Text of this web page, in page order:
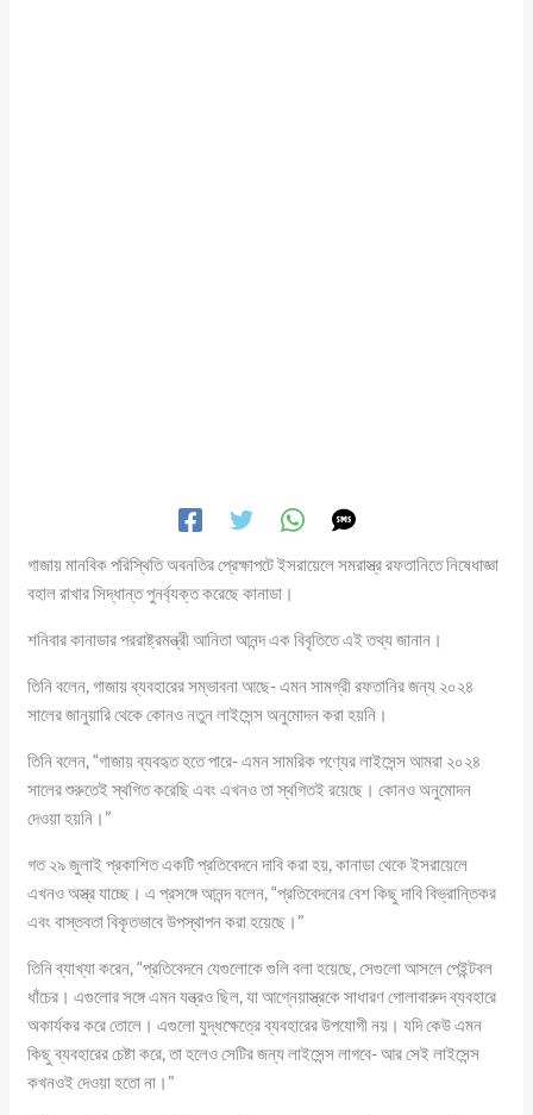
গাজায় মানবিক পরিস্থিতি অবনতির প্রেক্ষাপটে ইসরায়েলে সমরাস্ত্র রফতানিতে নিষেধাজ্ঞা
বহাল রাখার সিদ্ধান্ত পুনর্ব্যক্ত করেছে কানাডা।
শনিবার কানাডার পররাষ্ট্রমন্ত্রী আনিতা আনন্দ এক বিবৃতিতে এই তথ্য জানান।
তিনি বলেন, গাজায় ব্যবহারের সম্ভাবনা আছে- এমন সামগ্রী রফতানির জন্য ২০২৪
সালের জানুয়ারি থেকে কোনও নতুন লাইসেন্স অনুমোদন করা হয়নি।
তিনি বলেন, “গাজায় ব্যবহৃত হতে পারে- এমন সামরিক পণ্যের লাইসেন্স আমরা ২০২৪
সালের শুরুতেই স্থগিত করেছি এবং এখনও তা স্থগিতই রয়েছে। কোনও অনুমোদন
দেওয়া হয়নি।”
গত ২৯ জুলাই প্রকাশিত একটি প্রতিবেদনে দাবি করা হয়, কানাডা থেকে ইসরায়েলে
এখনও অস্ত্র যাচ্ছে। এ প্রসঙ্গে আনন্দ বলেন, “প্রতিবেদনের বেশ কিছু দাবি বিভ্রান্তিকর
এবং বাস্তবতা বিকৃতভাবে উপস্থাপন করা হয়েছে।”
তিনি ব্যাখ্যা করেন, “প্রতিবেদনে যেগুলোকে গুলি বলা হয়েছে, সেগুলো আসলে পেইন্টবল
ধাঁচের। এগুলোর সঙ্গে এমন যন্ত্রও ছিল, যা আগ্নেয়াস্ত্রকে সাধারণ গোলাবারুদ ব্যবহারে
অকার্যকর করে তোলে। এগুলো যুদ্ধক্ষেত্রে ব্যবহারের উপযোগী নয়। যদি কেউ এমন
কিছু ব্যবহারের চেষ্টা করে, তা হলেও সেটির জন্য লাইসেন্স লাগবে- আর সেই লাইসেন্স
কখনওই দেওয়া হতো না।”